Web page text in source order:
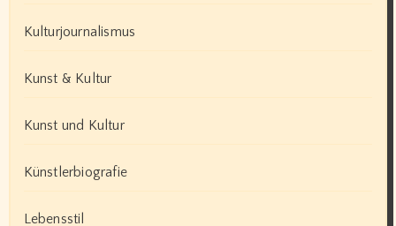
Kulturjournalismus
Kunst & Kultur
Kunst und Kultur
Künstlerbiografie
Lebensstil